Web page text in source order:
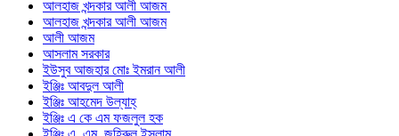
আলহাজ খন্দকার আলী আজম
আলহাজ খন্দকার আলী আজম
আলী আজম
আসলাম সরকার
ইউসুব আজহার মোঃ ইমরান আলী
ইঞ্জিঃ আবদুল আলী
ইঞ্জিঃ আহমেদ উল্যাহ্
ইঞ্জিঃ এ কে এম ফজলুল হক